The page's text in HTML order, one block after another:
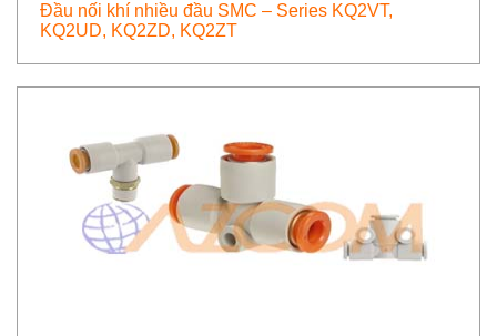
Đầu nối khí nhiều đầu SMC – Series KQ2VT,
KQ2UD, KQ2ZD, KQ2ZT